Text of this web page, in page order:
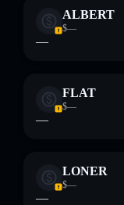
ALBERT
$—
—
FLAT
$—
—
LONER
$—
—